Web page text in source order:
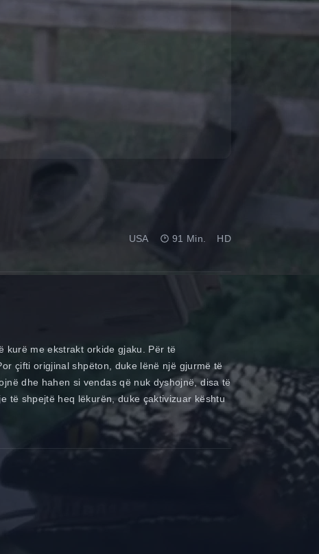
USA 91 Min. HD
kurë me ekstrakt orkide gjaku. Për të
çifti origjinal shpëton, duke lënë një gjurmë të
dhe hahen si vendas që nuk dyshojnë, disa të
të shpejtë heq lëkurën, duke çaktivizuar kështu